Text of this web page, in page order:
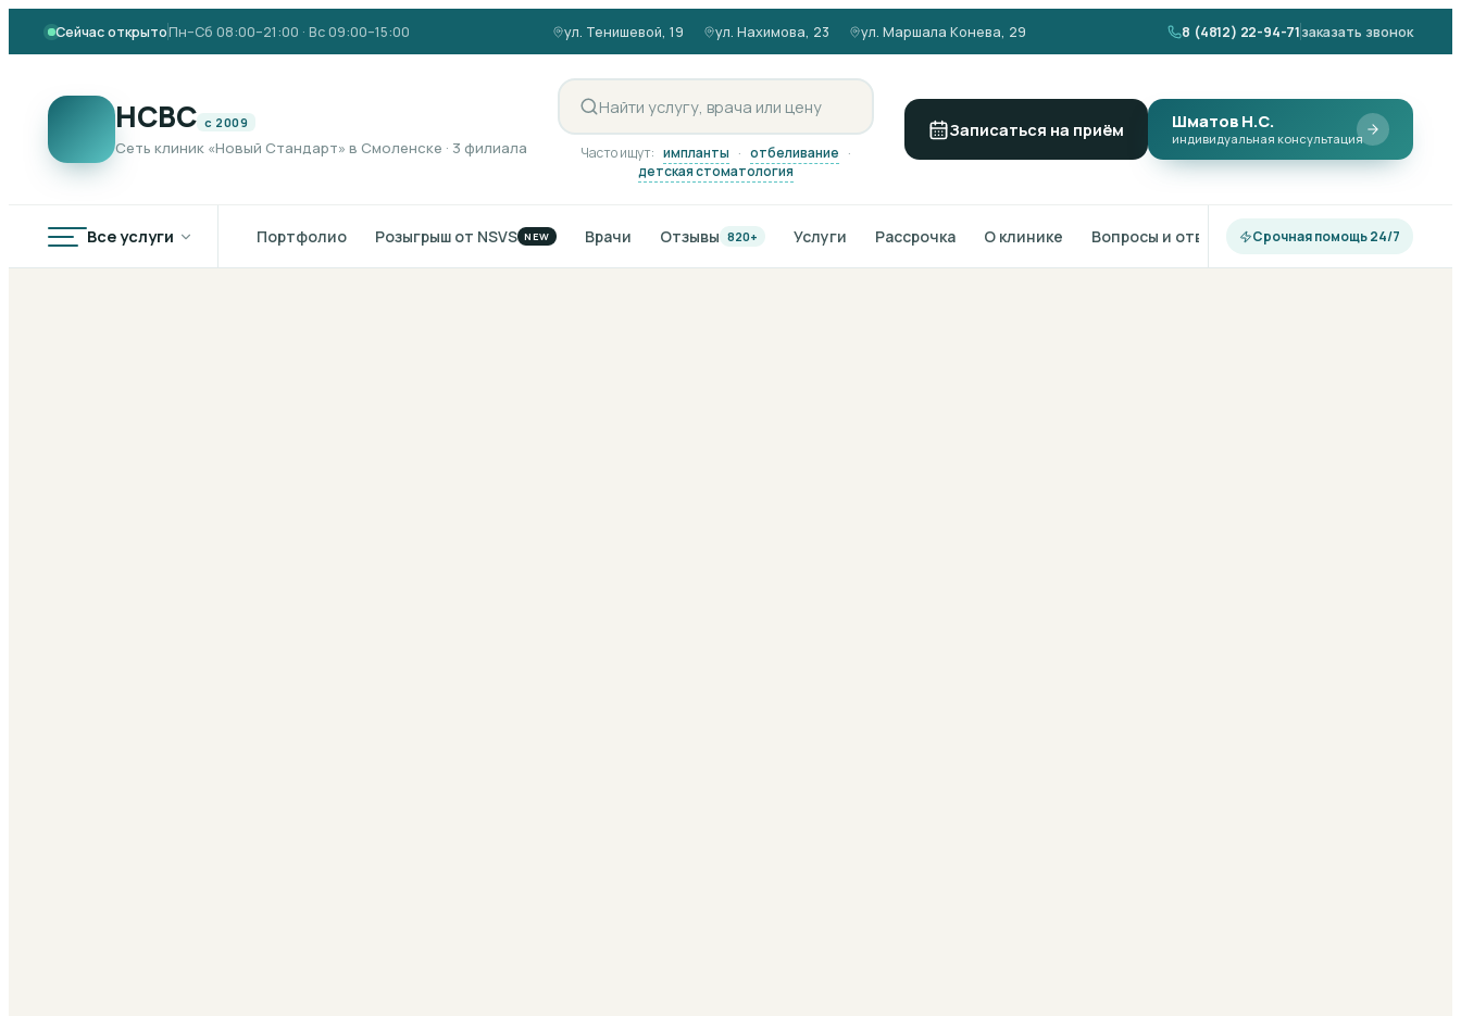
Сейчас открытоПн–Сб 08:00–21:00 · Вс 09:00–15:00 ул. Тенишевой, 19 ул. Нахимова, 23 ул. Маршала Конева, 29 8 (4812) 22-94-71заказать звонок
НСВС с 2009
Сеть клиник «Новый Стандарт» в Смоленске · 3 филиала Часто ищут: импланты · отбеливание ·
детская стоматология
Записаться на приём Шматов Н.С.
индивидуальная консультация
Все услуги Портфолио Розыгрыш от NSVS NEW Врачи Отзывы 820+ Услуги Рассрочка О клинике Вопросы и ответы Срочная помощь 24/7